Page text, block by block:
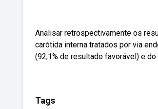
Analisar retrospectivamente os
carótida interna tratados por via
(92,1% de resultado favorável) e
Tags